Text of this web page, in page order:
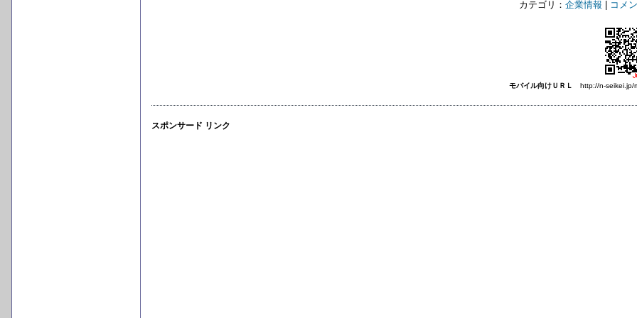
カテゴリ： 企業情報 コメ
モバイル向けＵＲＬ http://n-seikei.jp/
スポンサード リンク